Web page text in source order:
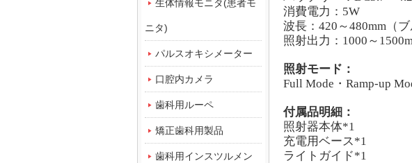
消費電力： 5W
波長： 420～480mm（ブ
照射出力： 1000～
照射モード：
Full Mode・Ramp-up
付属品明細：
照射器本体*1
充電用ベース*1
ライトガイド*1
生体情報モニタ(患者モ
ニタ)
パルスオキシメーター
口腔内カメラ
歯科用ルーペ
矯正歯科用製品
歯科用インスツルメン